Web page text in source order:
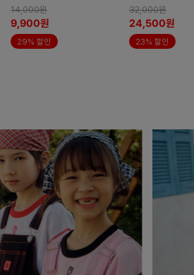
14,000원
9,900원
29% 할인
32,000원
24,500원
23% 할인